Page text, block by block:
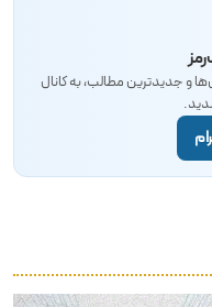
و جدیدترین مطالب، به کانال